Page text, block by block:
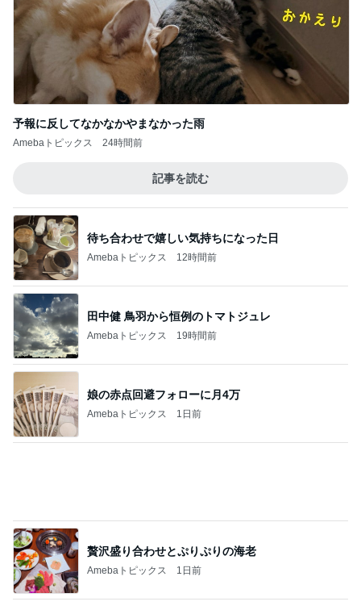
予報に反してなかなかやまなかった雨
Amebaトピックス 24時間前
記事を読む
待ち合わせで嬉しい気持ちになった日
Amebaトピックス 12時間前
田中健 鳥羽から恒例のトマトジュレ
Amebaトピックス 19時間前
娘の赤点回避フォローに月4万
Amebaトピックス 1日前
贅沢盛り合わせとぷりぷりの海老
Amebaトピックス 1日前